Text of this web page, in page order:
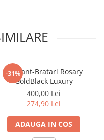
-31%
Set Lant-Bratari Rosary
GoldBlack Luxury
400,00 Lei
274,90 Lei
ADAUGA IN COS